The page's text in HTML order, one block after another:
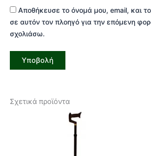
Αποθήκευσε το όνομά μου, email, και
σε αυτόν τον πλοηγό για την επόμενη
σχολιάσω.
Σχετικά προϊόντα